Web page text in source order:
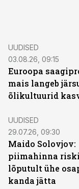
UUDISED
03.08.26, 09:15
Euroopa
mais langeb
õlikultuurid
UUDISED
29.07.26, 09:30
Maido Solovjov:
piimahinna
lõputult ühe
kanda jätta